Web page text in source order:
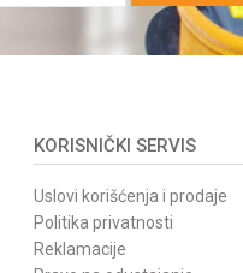
KORISNIČKI SERVIS
Uslovi korišćenja i prodaje
Politika privatnosti
Reklamacije